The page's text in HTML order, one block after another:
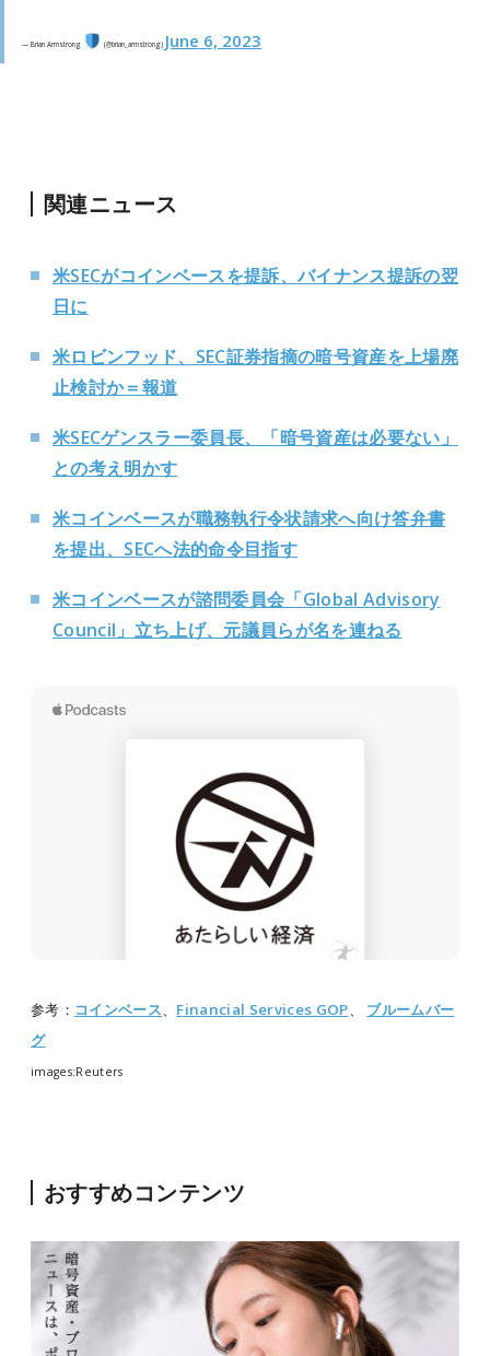
— Brian Armstrong (@brian_armstrong) June 6, 2023
関連ニュース
米SECがコインベースを提訴、バイナンス提訴の翌
日に
米ロビンフッド、SEC証券指摘の暗号資産を上場廃
止検討か＝報道
米SECゲンスラー委員長、「暗号資産は必要ない」
との考え明かす
米コインベースが職務執行令状請求へ向け答弁書
を提出、SECへ法的命令目指す
米コインベースが諮問委員会「Global Advisory
Council」立ち上げ、元議員らが名を連ねる
参考： コインベース、 Financial Services GOP、 ブルームバー
グ
images:Reuters
おすすめコンテンツ